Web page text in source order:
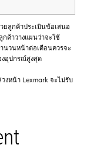
ลูกค้าประเมินข้อเสนอ
ค้าวางแผนว่าจะใช้
นวนหน้าต่อเดือนควรจะ
งอุปกรณ์สูงสุด
งหน้า Lexmark จะไม่รับ